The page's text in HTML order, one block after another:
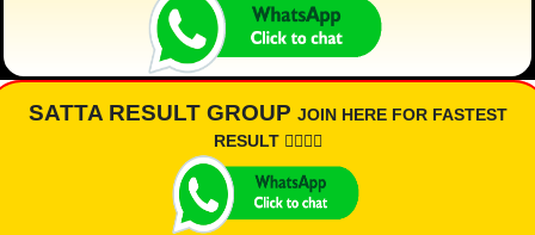
SATTA RESULT GROUP JOIN HERE FOR FASTEST
RESULT 👇🏾👇🏾